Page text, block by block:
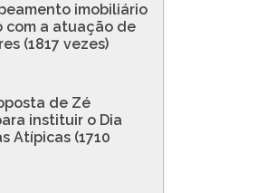
imobiliário
com a atuação de
(1817 vezes)
de Zé
instituir o Dia
Atípicas (1710